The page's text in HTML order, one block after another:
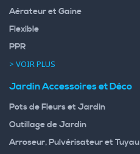
Aérateur et Gaine
Flexible
PPR
> VOIR PLUS
Jardin Accessoires et Déco
Pots de Fleurs et Jardin
Outillage de Jardin
Arroseur, Pulvérisateur et Tuyau